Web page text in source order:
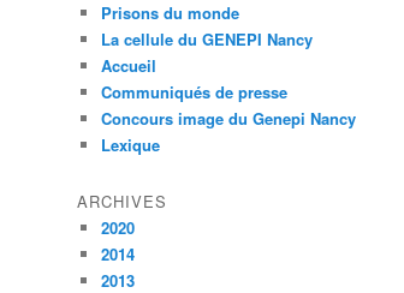
Prisons du monde
La cellule du GENEPI Nancy
Accueil
Communiqués de presse
Concours image du Genepi Nancy
Lexique
ARCHIVES
2020
2014
2013